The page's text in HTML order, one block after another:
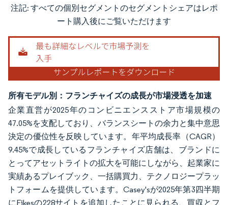
画像 © Mordor Intelligence。再利用にはCC BY 4.0の表示が必要です。
注記: すべての個別セグメントのセグメントシェアはレポ
ート購入後にご覧いただけます
所有モデル別：フランチャイズの成長が市場浸透を加速
企業直営が2025年のコンビニエンスストア市場規模の
47.05%を支配しており、バランスシートの余力と集中意思
決定の優位性を反映しています。年平均成長率（CAGR）
9.45%で成長しているフランチャイズ店舗は、ブランドに
とってアセットライトの拡大を可能にしながら、起業家に
実績あるプレイブック、一括購買力、テクノロジープラッ
トフォームを提供しています。Casey'sが2025年第3四半期
にFikesの228サイトを追加したことに見られる、買収とフ